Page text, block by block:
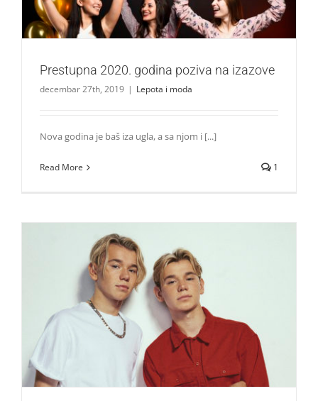
Prestupna 2020. godina poziva na izazove
decembar 27th, 2019 | Lepota i moda
Nova godina je baš iza ugla, a sa njom i [...]
Read More 1
Marcus i Martinus za Superteen: Ne bismo bili ovde bez
MMera!
Zvezde